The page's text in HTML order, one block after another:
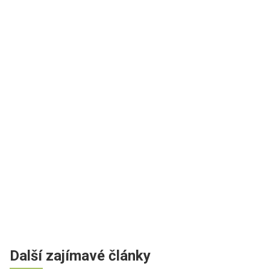
Další zajímavé články